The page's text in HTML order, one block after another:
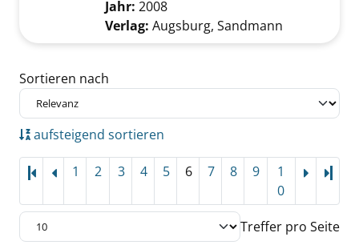
Jahr: 2008
Verlag: Augsburg, Sandmann
Zu den Suchfiltern springen
Sortieren nach
aufsteigend sortieren
1 2 3 4 5 6 7 8 9
1
0
Treffer pro Seite